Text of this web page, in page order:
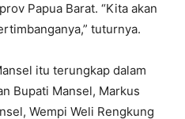
Papua Barat. “Kita akan
tuturnya.
itu terungkap dalam
Bupati Mansel, Markus
Wempi Weli Rengkung